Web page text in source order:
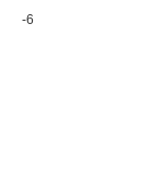
-6